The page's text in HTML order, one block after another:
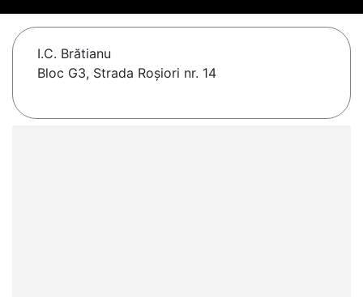
I.C. Brătianu
Bloc G3, Strada Roșiori nr. 14